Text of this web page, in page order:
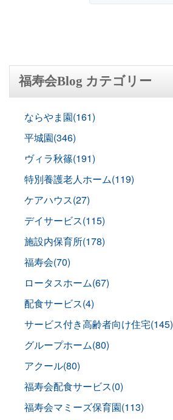
福寿会Blog カテゴリー
ならやま園(161)
平城園(346)
ヴィラ秋篠(191)
特別養護老人ホーム(119)
ケアハウス(27)
デイサービス(115)
施設内保育所(178)
福寿会(70)
ロータスホーム(67)
配食サービス(4)
サービス付き高齢者向け住宅(145)
グループホーム(80)
アクール(80)
福寿会配食サービス(0)
福寿会マミーズ保育園(113)